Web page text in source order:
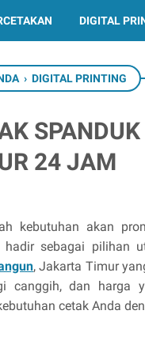
DIGITAL
› DIGITAL PRINTING
24 JAM
kebutuhan akan
hadir sebagai pilihan
, Jakarta Timur
canggih, dan harga
cetak Anda